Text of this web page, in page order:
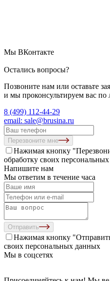
Мы ВКонтакте
Остались вопросы?
Позвоните нам или оставьте
и мы проконсультируем вас
8 (499) 112-44-29
email: sale@brusina.ru
Перезвоните мне
Нажимая кнопку
обработку своих
Напишите нам
Мы ответим в течение часа
Отправить
Нажимая кнопку
своих персональных данных
Мы в соцсетях